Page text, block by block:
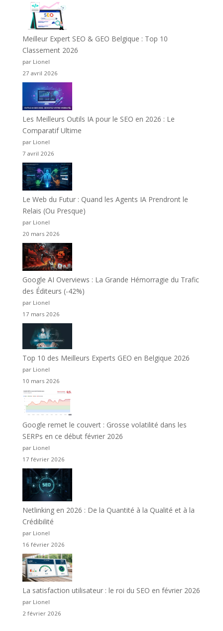
Meilleur Expert SEO & GEO Belgique : Top 10
Classement 2026
par Lionel
27 avril 2026
Les Meilleurs Outils IA pour le SEO en 2026 : Le
Comparatif Ultime
par Lionel
7 avril 2026
Le Web du Futur : Quand les Agents IA Prendront le
Relais (Ou Presque)
par Lionel
20 mars 2026
Google AI Overviews : La Grande Hémorragie du Trafic
des Éditeurs (-42%)
par Lionel
17 mars 2026
Top 10 des Meilleurs Experts GEO en Belgique 2026
par Lionel
10 mars 2026
Google remet le couvert : Grosse volatilité dans les
SERPs en ce début février 2026
par Lionel
17 février 2026
Netlinking en 2026 : De la Quantité à la Qualité et à la
Crédibilité
par Lionel
16 février 2026
La satisfaction utilisateur : le roi du SEO en février 2026
par Lionel
2 février 2026